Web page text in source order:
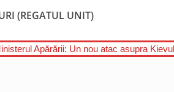
(REGATUL UNIT)
Apărării: Un nou atac asupra